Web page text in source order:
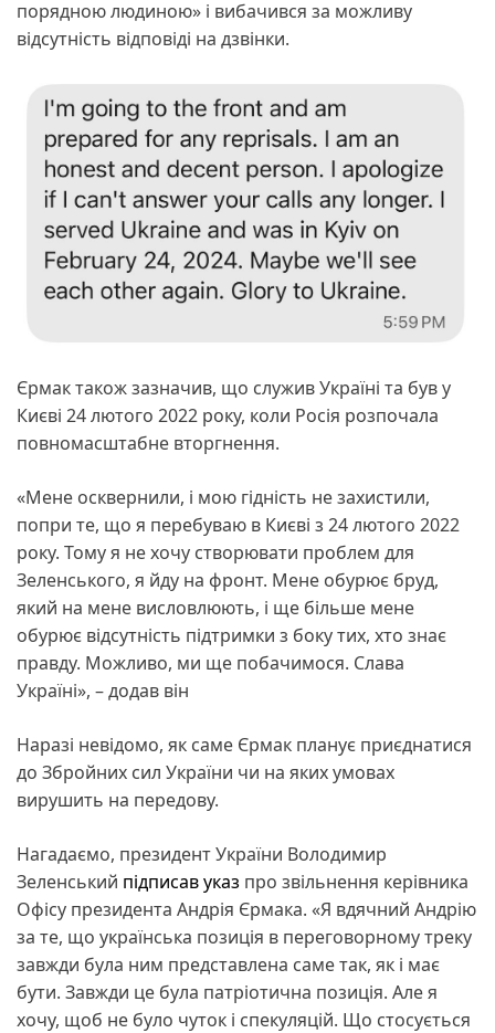
порядною людиною» і вибачився за можливу
відсутність відповіді на дзвінки.
Єрмак також зазначив, що служив Україні та був у
Києві 24 лютого 2022 року, коли Росія розпочала
повномасштабне вторгнення.
«Мене осквернили, і мою гідність не захистили,
попри те, що я перебуваю в Києві з 24 лютого 2022
року. Тому я не хочу створювати проблем для
Зеленського, я йду на фронт. Мене обурює бруд,
який на мене висловлюють, і ще більше мене
обурює відсутність підтримки з боку тих, хто знає
правду. Можливо, ми ще побачимося. Слава
Україні», – додав він
Наразі невідомо, як саме Єрмак планує приєднатися
до Збройних сил України чи на яких умовах
вирушить на передову.
Нагадаємо, президент України Володимир
Зеленський підписав указ про звільнення керівника
Офісу президента Андрія Єрмака. «Я вдячний Андрію
за те, що українська позиція в переговорному треку
завжди була ним представлена саме так, як і має
бути. Завжди це була патріотична позиція. Але я
хочу, щоб не було чуток і спекуляцій. Що стосується